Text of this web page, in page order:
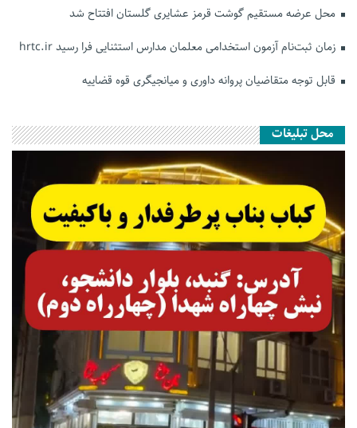
محل عرضه مستقیم گوشت قرمز عشایری گلستان افتتاح شد
زمان ثبت‌نام آزمون استخدامی معلمان مدارس استثنایی فرا رسید hrtc.ir
قابل توجه متقاضیان پروانه داوری و میانجیگری قوه قضاییه
محل تبلیغات